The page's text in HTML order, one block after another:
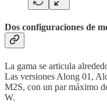
Dos configuraciones de
La gama se articula
Las versiones Along 01,
M2S, con un par máximo
W.